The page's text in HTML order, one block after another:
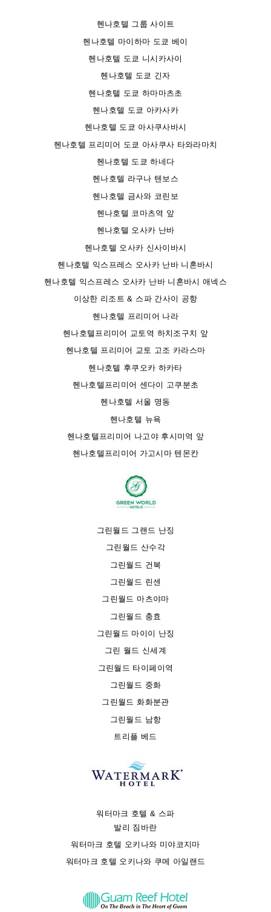
헨나호텔 그룹 사이트
헨나호텔 마이하마 도쿄 베이
헨나호텔 도쿄 니시카사이
헨나호텔 도쿄 긴자
헨나호텔 도쿄 하마마츠초
헨나호텔 도쿄 아카사카
헨나호텔 도쿄 아사쿠사바시
헨나호텔 프리미어 도쿄 아사쿠사 타와라마치
헨나호텔 도쿄 하네다
헨나호텔 라구나 텐보스
헨나호텔 금사와 코린보
헨나호텔 코마츠역 앞
헨나호텔 오사카 난바
헨나호텔 오사카 신사이바시
헨나호텔 익스프레스 오사카 난바 니혼바시
헨나호텔 익스프레스 오사카 난바 니혼바시 애넥스
이상한 리조트 & 스파 간사이 공항
헨나호텔 프리미어 나라
헨나호텔프리미어 교토역 하치조구치 앞
헨나호텔 프리미어 교토 고조 카라스마
헨나호텔 후쿠오카 하카타
헨나호텔프리미어 센다이 고쿠분초
헨나호텔 서울 명동
헨나호텔 뉴욕
헨나호텔프리미어 나고야 후시미역 앞
헨나호텔프리미어 가고시마 텐몬칸
그린월드 그랜드 난징
그린월드 산수각
그린월드 건북
그린월드 린센
그린월드 마츠야마
그린월드 충효
그린월드 마이이 난징
그린 월드 신세계
그린월드 타이페이역
그린월드 중화
그린월드 화화분관
그린월드 남항
트리플 베드
워터마크 호텔 & 스파
발리 짐바란
워터마크 호텔 오키나와 미야코지마
워터마크 호텔 오키나와 쿠메 아일랜드